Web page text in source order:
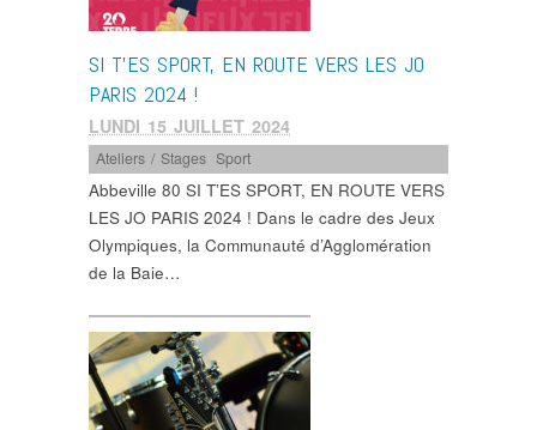
SI T’ES SPORT, EN ROUTE VERS LES JO
PARIS 2024 !
LUNDI 15 JUILLET 2024
Ateliers / Stages ,Sport
Abbeville 80 SI T’ES SPORT, EN ROUTE VERS
LES JO PARIS 2024 ! Dans le cadre des Jeux
Olympiques, la Communauté d’Agglomération
de la Baie…